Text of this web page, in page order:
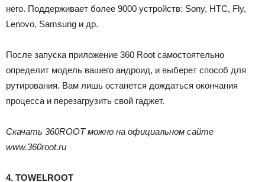
него. Поддерживает более 9000 устройств: Sony, HTC, Fly,
Lenovo, Samsung и др.
После запуска приложение 360 Root самостоятельно
определит модель вашего андроид, и выберет способ для
рутирования. Вам лишь останется дождаться окончания
процесса и перезагрузить свой гаджет.
Скачать 360ROOT можно на официальном сайте
www.360root.ru
4. TOWELROOT